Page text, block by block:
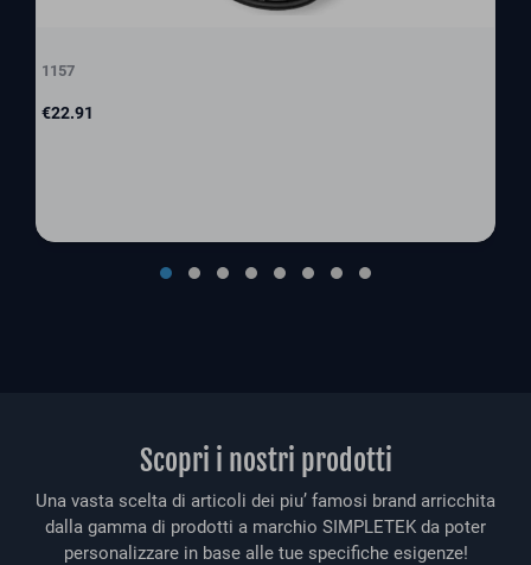
1157
Price
€22.91
Scopri i nostri prodotti
Una vasta scelta di articoli dei piu’ famosi brand arricchita
dalla gamma di prodotti a marchio SIMPLETEK da poter
personalizzare in base alle tue specifiche esigenze!